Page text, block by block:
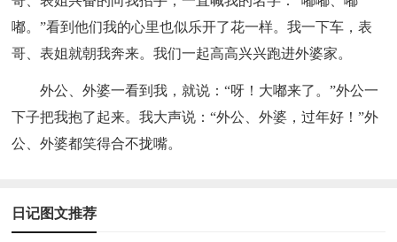
嘟。”看到他们我的心里也似乐开了花一样。我一下车，表
哥、表姐就朝我奔来。我们一起高高兴兴跑进外婆家。
外公、外婆一看到我，就说：“呀！大嘟来了。”外公一
下子把我抱了起来。我大声说：“外公、外婆，过年好！”外
公、外婆都笑得合不拢嘴。
日记图文推荐